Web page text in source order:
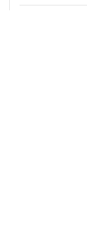
亲还是独立存在？